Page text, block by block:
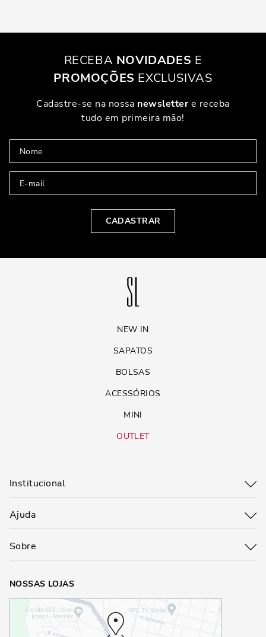
RECEBA NOVIDADES E
PROMOÇÕES EXCLUSIVAS
Cadastre-se na nossa newslettere receba
tudo em primeira mão!
CADASTRAR
NEW IN
SAPATOS
BOLSAS
ACESSÓRIOS
MINI
OUTLET
Institucional
Ajuda
Sobre
NOSSAS LOJAS